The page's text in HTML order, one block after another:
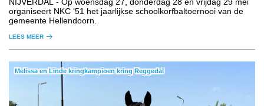
organiseert NKC ‘51 het jaarlijkse schoolkorfbaltoernooi van de
gemeente Hellendoorn.
LEES MEER
Melissa en Linde kringkampioen kring Reggedal